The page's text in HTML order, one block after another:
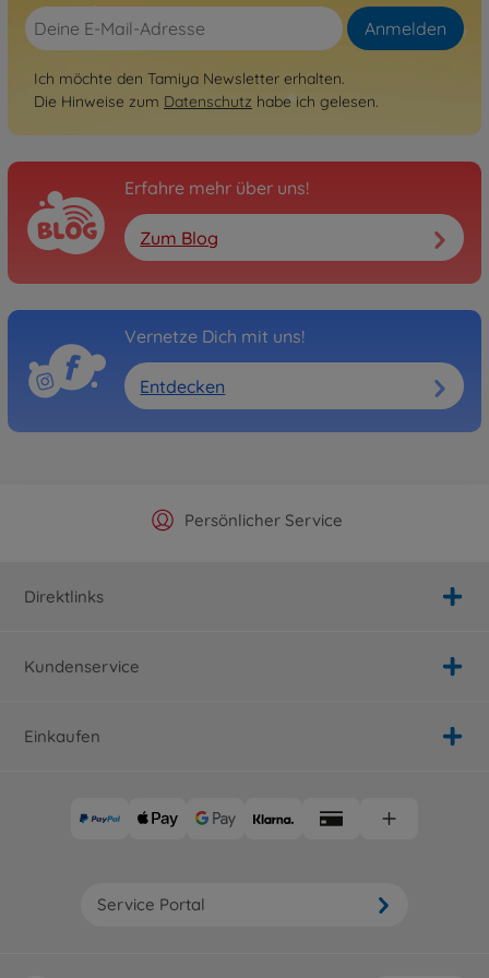
Anmelden
Ich möchte den Tamiya Newsletter erhalten.
Die Hinweise zum Datenschutz habe ich gelesen.
Erfahre mehr über uns!
Zum Blog
Vernetze Dich mit uns!
Entdecken
Offizieller Hersteller Shop
Persönlicher Service
Versandkostenfrei ab 25€
Schnelle Lieferung
Direktlinks
Kundenservice
Einkaufen
Service Portal